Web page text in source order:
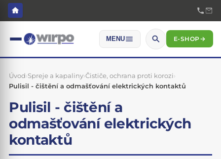
MENU E-SHOP→
Úvod›Spreje a kapaliny›Čističe, ochrana proti korozi›
Pulisil - čištění a odmašťování elektrických kontaktů
Pulisil - čištění a
odmašťování elektrických
kontaktů